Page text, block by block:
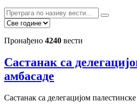
Пронађено 4240 вести
Састанак са
амбасаде
Састанак са делегацијом